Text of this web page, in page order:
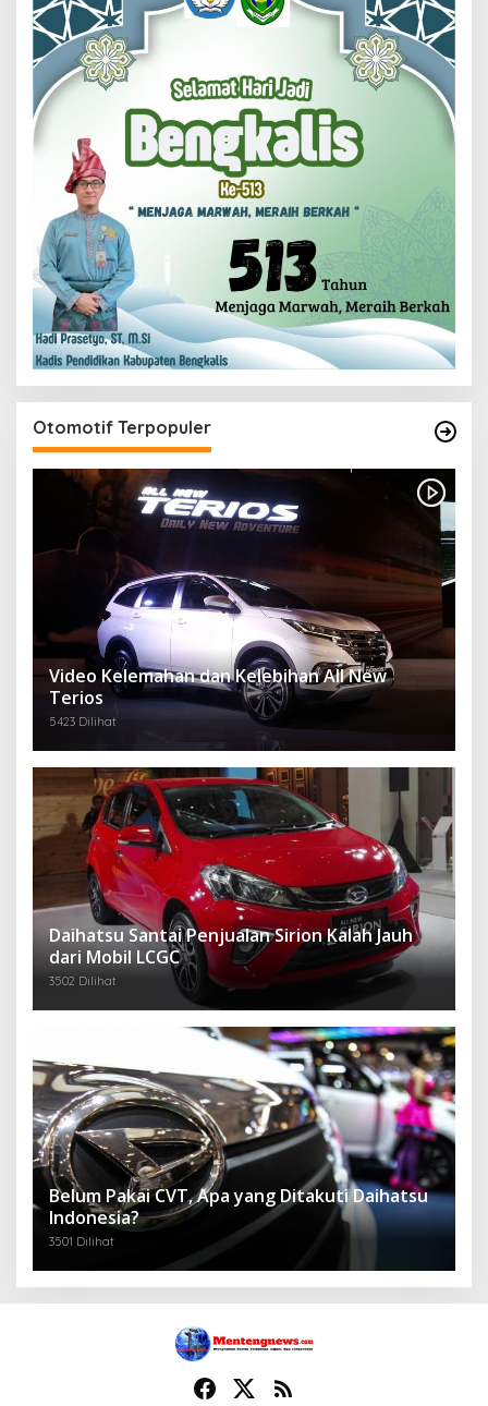
Otomotif Terpopuler
Video Kelemahan dan Kelebihan All New
Terios
5423 Dilihat
Daihatsu Santai Penjualan Sirion Kalah Jauh
dari Mobil LCGC
3502 Dilihat
Belum Pakai CVT, Apa yang Ditakuti Daihatsu
Indonesia?
3501 Dilihat